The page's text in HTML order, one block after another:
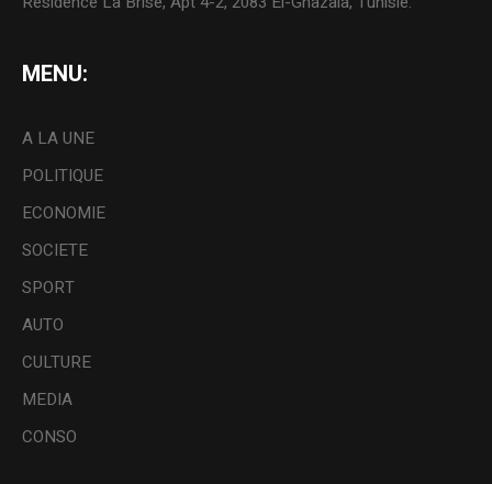
MENU:
A LA UNE
POLITIQUE
ECONOMIE
SOCIETE
SPORT
AUTO
CULTURE
MEDIA
CONSO